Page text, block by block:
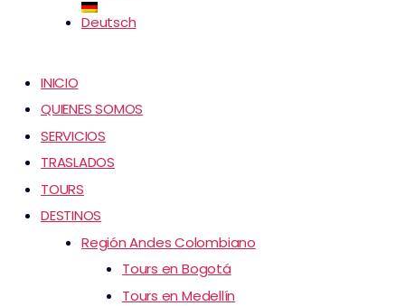
Deutsch
INICIO
QUIENES SOMOS
SERVICIOS
TRASLADOS
TOURS
DESTINOS
Región Andes Colombiano
Tours en Bogotá
Tours en Medellín